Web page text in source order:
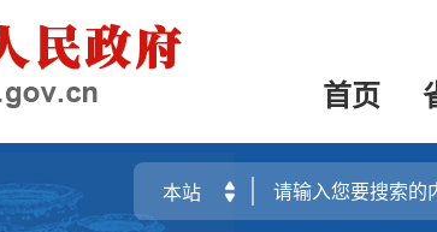
首页